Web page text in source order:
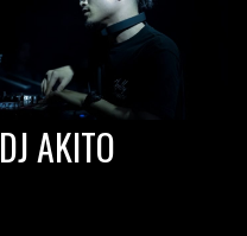
DJ AKITO